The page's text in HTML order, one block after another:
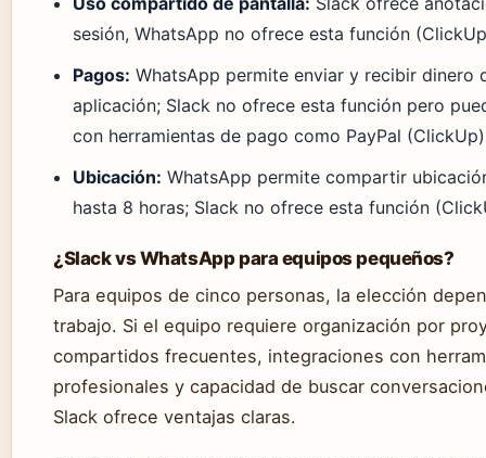
sesión, WhatsApp no ofrece esta función
Pagos: WhatsApp permite enviar y recibir dinero
aplicación; Slack no ofrece esta función pero
con herramientas de pago como PayPal (ClickUp)
Ubicación: WhatsApp permite compartir
hasta 8 horas; Slack no ofrece esta función
¿Slack vs WhatsApp para equipos pequeños?
Para equipos de cinco personas, la elección
trabajo. Si el equipo requiere organización por
compartidos frecuentes, integraciones con
profesionales y capacidad de buscar
Slack ofrece ventajas claras.